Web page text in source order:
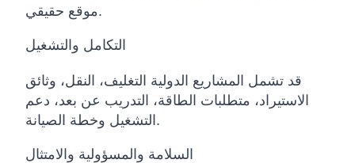
موقع حقيقي.
التكامل والتشغيل
قد تشمل المشاريع الدولية التغليف، النقل، وثائق
الاستيراد، متطلبات الطاقة، التدريب عن بعد، دعم
التشغيل وخطة الصيانة.
السلامة والمسؤولية والامتثال